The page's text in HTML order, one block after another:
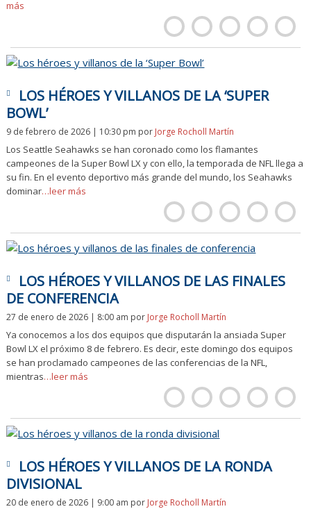
más
LOS HÉROES Y VILLANOS DE LA ‘SUPER
BOWL’
9 de febrero de 2026 | 10:30 pm por Jorge Rocholl Martín
Los Seattle Seahawks se han coronado como los flamantes
campeones de la Super Bowl LX y con ello, la temporada de NFL llega a
su fin. En el evento deportivo más grande del mundo, los Seahawks
dominar…leer más
LOS HÉROES Y VILLANOS DE LAS FINALES
DE CONFERENCIA
27 de enero de 2026 | 8:00 am por Jorge Rocholl Martín
Ya conocemos a los dos equipos que disputarán la ansiada Super
Bowl LX el próximo 8 de febrero. Es decir, este domingo dos equipos
se han proclamado campeones de las conferencias de la NFL,
mientras…leer más
LOS HÉROES Y VILLANOS DE LA RONDA
DIVISIONAL
20 de enero de 2026 | 9:00 am por Jorge Rocholl Martín